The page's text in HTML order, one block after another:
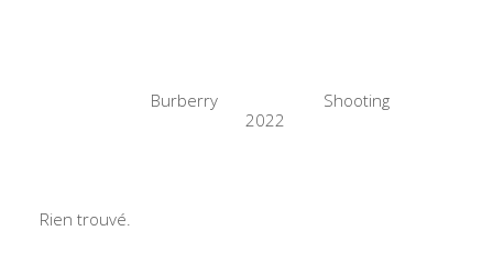
Burberry
Shooting
2022
Rien trouvé.